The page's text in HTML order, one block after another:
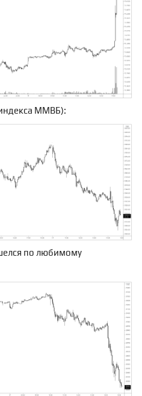
ММВБ):
по любимому